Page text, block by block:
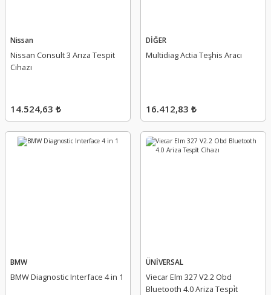
Nissan
Nissan Consult 3 Arıza Tespit
Cihazı
14.524,63 ₺
DİĞER
Multidiag Actia Teşhis Aracı
16.412,83 ₺
BMW
BMW Diagnostic Interface 4 in 1
ÜNİVERSAL
Viecar Elm 327 V2.2 Obd
Bluetooth 4.0 Ariza Tespi̇t